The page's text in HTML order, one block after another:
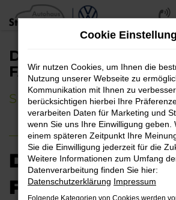
Zum
Hauptinhalt
DACHBOXEN &
FAHRRADTRÄGER
SPRECHEN SIE UNS
DACHBOXEN &
Cookie
Wir nutzen Cookies, um Ihnen die
Nutzung unserer Webseite zu
Kommunikation mit Ihnen zu
berücksichtigen hierbei Ihre
verarbeiten Daten für Marketing und
wenn Sie uns Ihre Einwilligung geben.
einem späteren Zeitpunkt Ihre
Sie die Einwilligung jederzeit für die
Weitere Informationen zum Umfang
Datenverarbeitung finden Sie hier:
Datenschutzerklärung Impressum
Folgende Kategorien von Cookies werden